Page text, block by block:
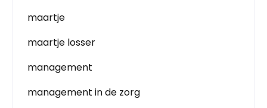
maartje
maartje losser
management
management in de zorg